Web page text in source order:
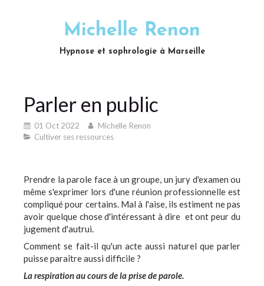
Michelle Renon
Hypnose et sophrologie à Marseille
Parler en public
01 Oct 2022
Michelle Renon
Cultiver ses ressources
Prendre la parole face à un groupe, un jury d'examen ou
même s'exprimer lors d'une réunion professionnelle est
compliqué pour certains. Mal à l'aise, ils estiment ne pas
avoir quelque chose d'intéressant à dire et ont peur du
jugement d'autrui.
Comment se fait-il qu'un acte aussi naturel que parler
puisse paraître aussi difficile ?
La respiration au cours de la prise de parole.